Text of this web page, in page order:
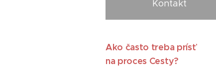
Kontakt
Ako často treba prísť
na proces Cesty?